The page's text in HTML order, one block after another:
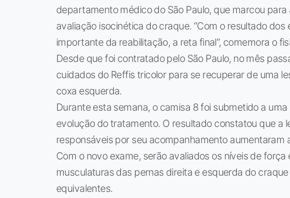
departamento médico do São Paulo, que marcou
avaliação isocinética do craque. “Com o resultado
importante da reabilitação, a reta final”, comemora o
Desde que foi contratado pelo São Paulo, no mês
cuidados do Reffis tricolor para se recuperar de uma
coxa esquerda.
Durante esta semana, o camisa 8 foi submetido a
evolução do tratamento. O resultado constatou que a
responsáveis por seu acompanhamento aumentaram
Com o novo exame, serão avaliados os níveis de
musculaturas das pernas direita e esquerda do
equivalentes.